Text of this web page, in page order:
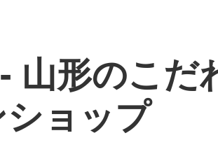
山形のこだ
ショップ